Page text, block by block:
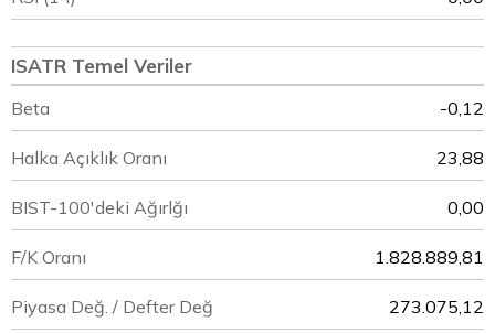
ISATR Temel Veriler
Beta -0,12
Halka Açıklık Oranı 23,88
BIST-100'deki Ağırlğı 0,00
F/K Oranı 1.828.889,81
Piyasa Değ. / Defter Değ 273.075,12